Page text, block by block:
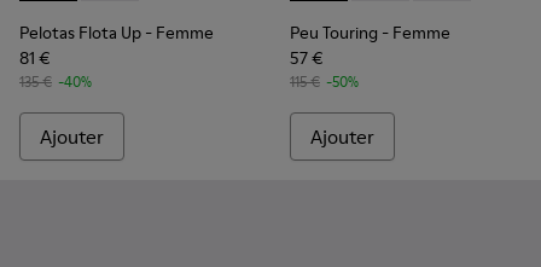
Pelotas Flota Up - Femme
81 €
135 € -40%
Ajouter
Peu Touring - Femme
57 €
115 € -50%
Ajouter